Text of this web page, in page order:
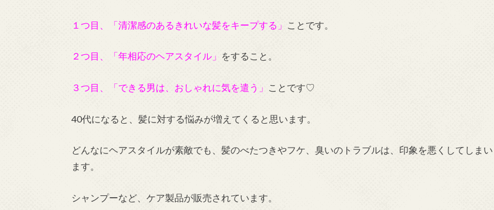
１つ目、「清潔感のあるきれいな髪をキープする」 ことです。
２つ目、「年相応のヘアスタイル」 をすること。
３つ目、「できる男は、おしゃれに気を遣う」 ことです♡
40代になると、髪に対する悩みが増えてくると思います。
どんなにヘアスタイルが素敵でも、髪のべたつきやフケ、臭いのトラブルは、印象を悪くしてしまい
ます。
シャンプーなど、ケア製品が販売されています。